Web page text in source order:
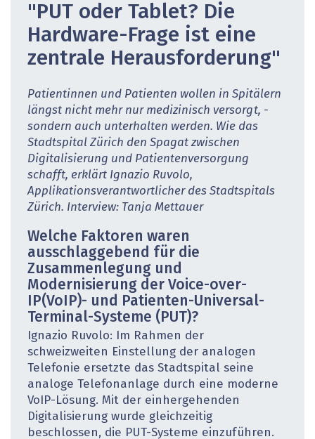
"PUT oder Tablet? Die
Hardware-Frage ist eine
zentrale Herausforderung"
Patientinnen und Patienten wollen in Spitälern
längst nicht mehr nur medizinisch versorgt, ­
sondern auch unterhalten werden. Wie das
Stadtspital Zürich den Spagat zwischen
Digitalisierung und Patientenversorgung
schafft, erklärt Ignazio Ruvolo,
Applikationsverant­wortlicher des ­Stadtspitals
Zürich. Interview: Tanja Mettauer
Welche Faktoren waren
ausschlaggebend für die
Zusammenlegung und
Modernisierung der Voice-over-
IP(VoIP)- und Patienten-Universal-
Terminal-Systeme (PUT)?
Ignazio Ruvolo: Im Rahmen der
schweizweiten Einstellung der analogen
Telefonie ersetzte das Stadtspital seine
analoge Telefonanlage durch eine moderne
VoIP-Lösung. Mit der einhergehenden
Digitalisierung wurde gleichzeitig
beschlossen, die PUT-Systeme einzuführen.